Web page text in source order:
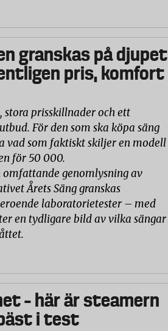
granskas på djupet
pris, komfort
stora prisskillnader och ett
För den som ska köpa säng
vad som faktiskt skiljer en modell
för 50 000.
genomlysning av
Årets Säng granskas
laboratorietester – med
en tydligare bild av vilka sängar
– här är steamern
i test